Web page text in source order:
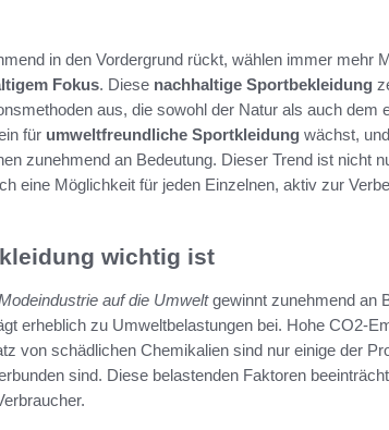
in den Vordergrund rückt, wählen immer mehr
Fokus. Diese nachhaltige Sportbekleidung
aus, die sowohl der Natur als auch dem
für umweltfreundliche Sportkleidung wächst,
zunehmend an Bedeutung. Dieser Trend ist nicht
eine Möglichkeit für jeden Einzelnen, aktiv zur
wichtig ist
auf die Umweltgewinnt zunehmend an
erheblich zu Umweltbelastungen bei. Hohe CO2-
von schädlichen Chemikalien sind nur einige der
sind. Diese belastenden Faktoren